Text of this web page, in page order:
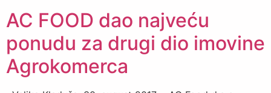
AC FOOD dao najveću
ponudu za drugi dio imovine
Agrokomerca